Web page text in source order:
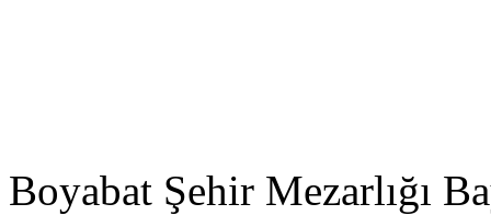
Boyabat Şehir Mezarlığı